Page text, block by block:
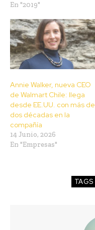
En "2019"
Annie Walker, nueva CEO
de Walmart Chile: llega
desde EE.UU. con más de
dos décadas en la
compañía
14 Junio, 2026
En "Empresas"
TAGS